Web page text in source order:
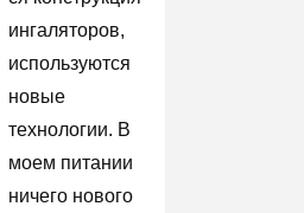
ингаляторов,
используются
новые
технологии. В
моем питании
ничего нового